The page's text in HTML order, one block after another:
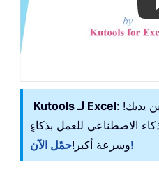
Kutools لـ Excel: أكثر من 300 أداة مفيدة بين يديك!
الاصطناعي للعمل بذكاءٍ
وسرعة أكبر!حمّل الآن!